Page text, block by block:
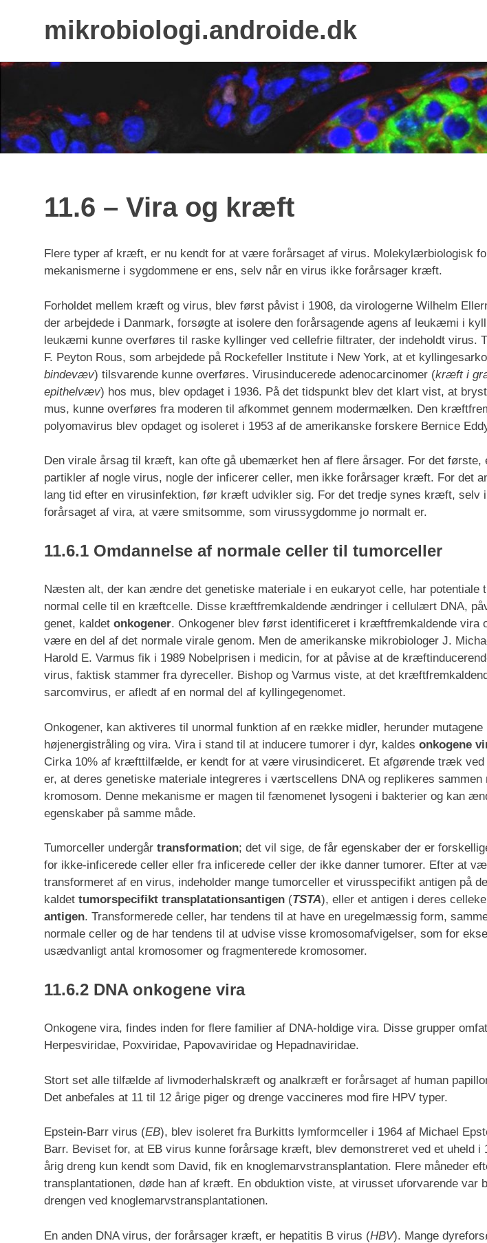
Skip
mikrobiologi.androide.dk
11.6 – Vira og kræft
Flere typer af kræft, er nu kendt for at være forårsaget af virus. Molekylærbiologisk
mekanismerne i sygdommene er ens, selv når en virus ikke forårsager kræft.
Forholdet mellem kræft og virus, blev først påvist i 1908, da virologerne Wilhelm
der arbejdede i Danmark, forsøgte at isolere den forårsagende agens af leukæmi i
leukæmi kunne overføres til raske kyllinger ved cellefrie filtrater, der indeholdt virus.
F. Peyton Rous, som arbejdede på Rockefeller Institute i New York, at et
bindevæv) tilsvarende kunne overføres. Virusinducerede adenocarcinomer (kræft i
epithelvæv) hos mus, blev opdaget i 1936. På det tidspunkt blev det klart vist, at
mus, kunne overføres fra moderen til afkommet gennem modermælken. Den
polyomavirus blev opdaget og isoleret i 1953 af de amerikanske forskere Bernice
Den virale årsag til kræft, kan ofte gå ubemærket hen af flere årsager. For det første,
partikler af nogle virus, nogle der inficerer celler, men ikke forårsager kræft. For det
lang tid efter en virusinfektion, før kræft udvikler sig. For det tredje synes kræft, selv
forårsaget af vira, at være smitsomme, som virussygdomme jo normalt er.
11.6.1 Omdannelse af normale celler til tumorceller
Næsten alt, der kan ændre det genetiske materiale i en eukaryot celle, har potentiale
normal celle til en kræftcelle. Disse kræftfremkaldende ændringer i cellulært DNA,
genet, kaldet onkogener. Onkogener blev først identificeret i kræftfremkaldende vira
være en del af det normale virale genom. Men de amerikanske mikrobiologer J.
Harold E. Varmus fik i 1989 Nobelprisen i medicin, for at påvise at de
virus, faktisk stammer fra dyreceller. Bishop og Varmus viste, at det
sarcomvirus, er afledt af en normal del af kyllingegenomet.
Onkogener, kan aktiveres til unormal funktion af en række midler, herunder mutagene
højenergistråling og vira. Vira i stand til at inducere tumorer i dyr, kaldes onkogene
Cirka 10% af kræfttilfælde, er kendt for at være virusindiceret. Et afgørende træk ved
er, at deres genetiske materiale integreres i værtscellens DNA og replikeres
kromosom. Denne mekanisme er magen til fænomenet lysogeni i bakterier og kan
egenskaber på samme måde.
Tumorceller undergår transformation; det vil sige, de får egenskaber der er
for ikke-inficerede celler eller fra inficerede celler der ikke danner tumorer. Efter at
transformeret af en virus, indeholder mange tumorceller et virusspecifikt antigen på
kaldet tumorspecifikt transplatationsantigen (TSTA), eller et antigen i deres
antigen. Transformerede celler, har tendens til at have en uregelmæssig form,
normale celler og de har tendens til at udvise visse kromosomafvigelser, som for
usædvanligt antal kromosomer og fragmenterede kromosomer.
11.6.2 DNA onkogene vira
Onkogene vira, findes inden for flere familier af DNA-holdige vira. Disse grupper
Herpesviridae, Poxviridae, Papovaviridae og Hepadnaviridae.
Stort set alle tilfælde af livmoderhalskræft og analkræft er forårsaget af human
Det anbefales at 11 til 12 årige piger og drenge vaccineres mod fire HPV typer.
Epstein-Barr virus (EB), blev isoleret fra Burkitts lymformceller i 1964 af Michael
Barr. Beviset for, at EB virus kunne forårsage kræft, blev demonstreret ved et uheld i
årig dreng kun kendt som David, fik en knoglemarvstransplantation. Flere måneder
transplantationen, døde han af kræft. En obduktion viste, at virusset uforvarende var
drengen ved knoglemarvstransplantationen.
En anden DNA virus, der forårsager kræft, er hepatitis B virus (HBV). Mange